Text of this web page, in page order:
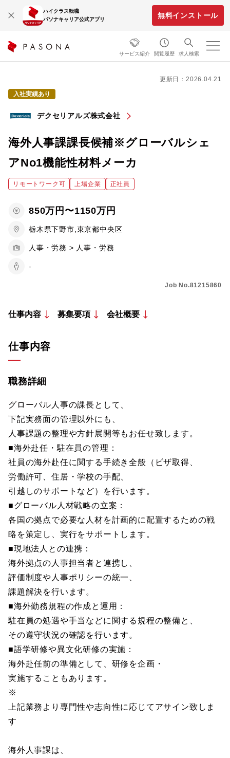
ハイクラス転職
パソナキャリア公式アプリ
無料インストール
サービス紹介 閲覧履歴 求人検索
更新日：2026.04.21
入社実績あり
デクセリアルズ株式会社
海外人事課課長候補※グローバルシェ
アNo1機能性材料メーカ
リモートワーク可 上場企業 正社員
850万円〜1150万円
栃木県下野市,東京都中央区
人事・労務 > 人事・労務
-
Job No.81215860
仕事内容 募集要項 会社概要
仕事内容
職務詳細
グローバル人事の課長として、
下記実務面の管理以外にも、
人事課題の整理や方針展開等もお任せ致します。
■海外赴任・駐在員の管理：
社員の海外赴任に関する手続き全般（ビザ取得、
労働許可、住居・学校の手配、
引越しのサポートなど）を行います。
■グローバル人材戦略の立案：
各国の拠点で必要な人材を計画的に配置するための戦
略を策定し、実行をサポートします。
■現地法人との連携：
海外拠点の人事担当者と連携し、
評価制度や人事ポリシーの統一、
課題解決を行います。
■海外勤務規程の作成と運用：
駐在員の処遇や手当などに関する規程の整備と、
その遵守状況の確認を行います。
■語学研修や異文化研修の実施：
海外赴任前の準備として、研修を企画・
実施することもあります。
※
上記業務より専門性や志向性に応じてアサイン致しま
す
海外人事課は、